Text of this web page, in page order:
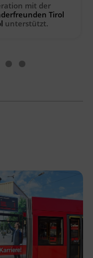
mit der
Tirol
unterstützt.